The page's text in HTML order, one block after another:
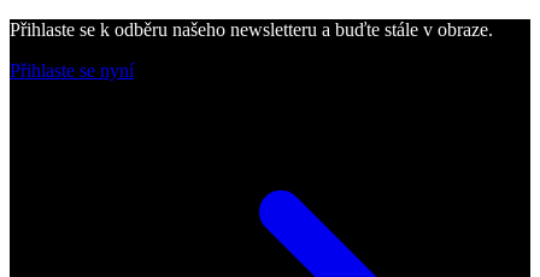
Přihlaste se k odběru našeho newsletteru a buďte stále v obraze.
Přihlaste se nyní